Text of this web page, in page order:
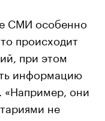
СМИ особенно
происходит
при этом
информацию
они
не